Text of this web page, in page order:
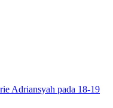
Adriansyah pada 18-19